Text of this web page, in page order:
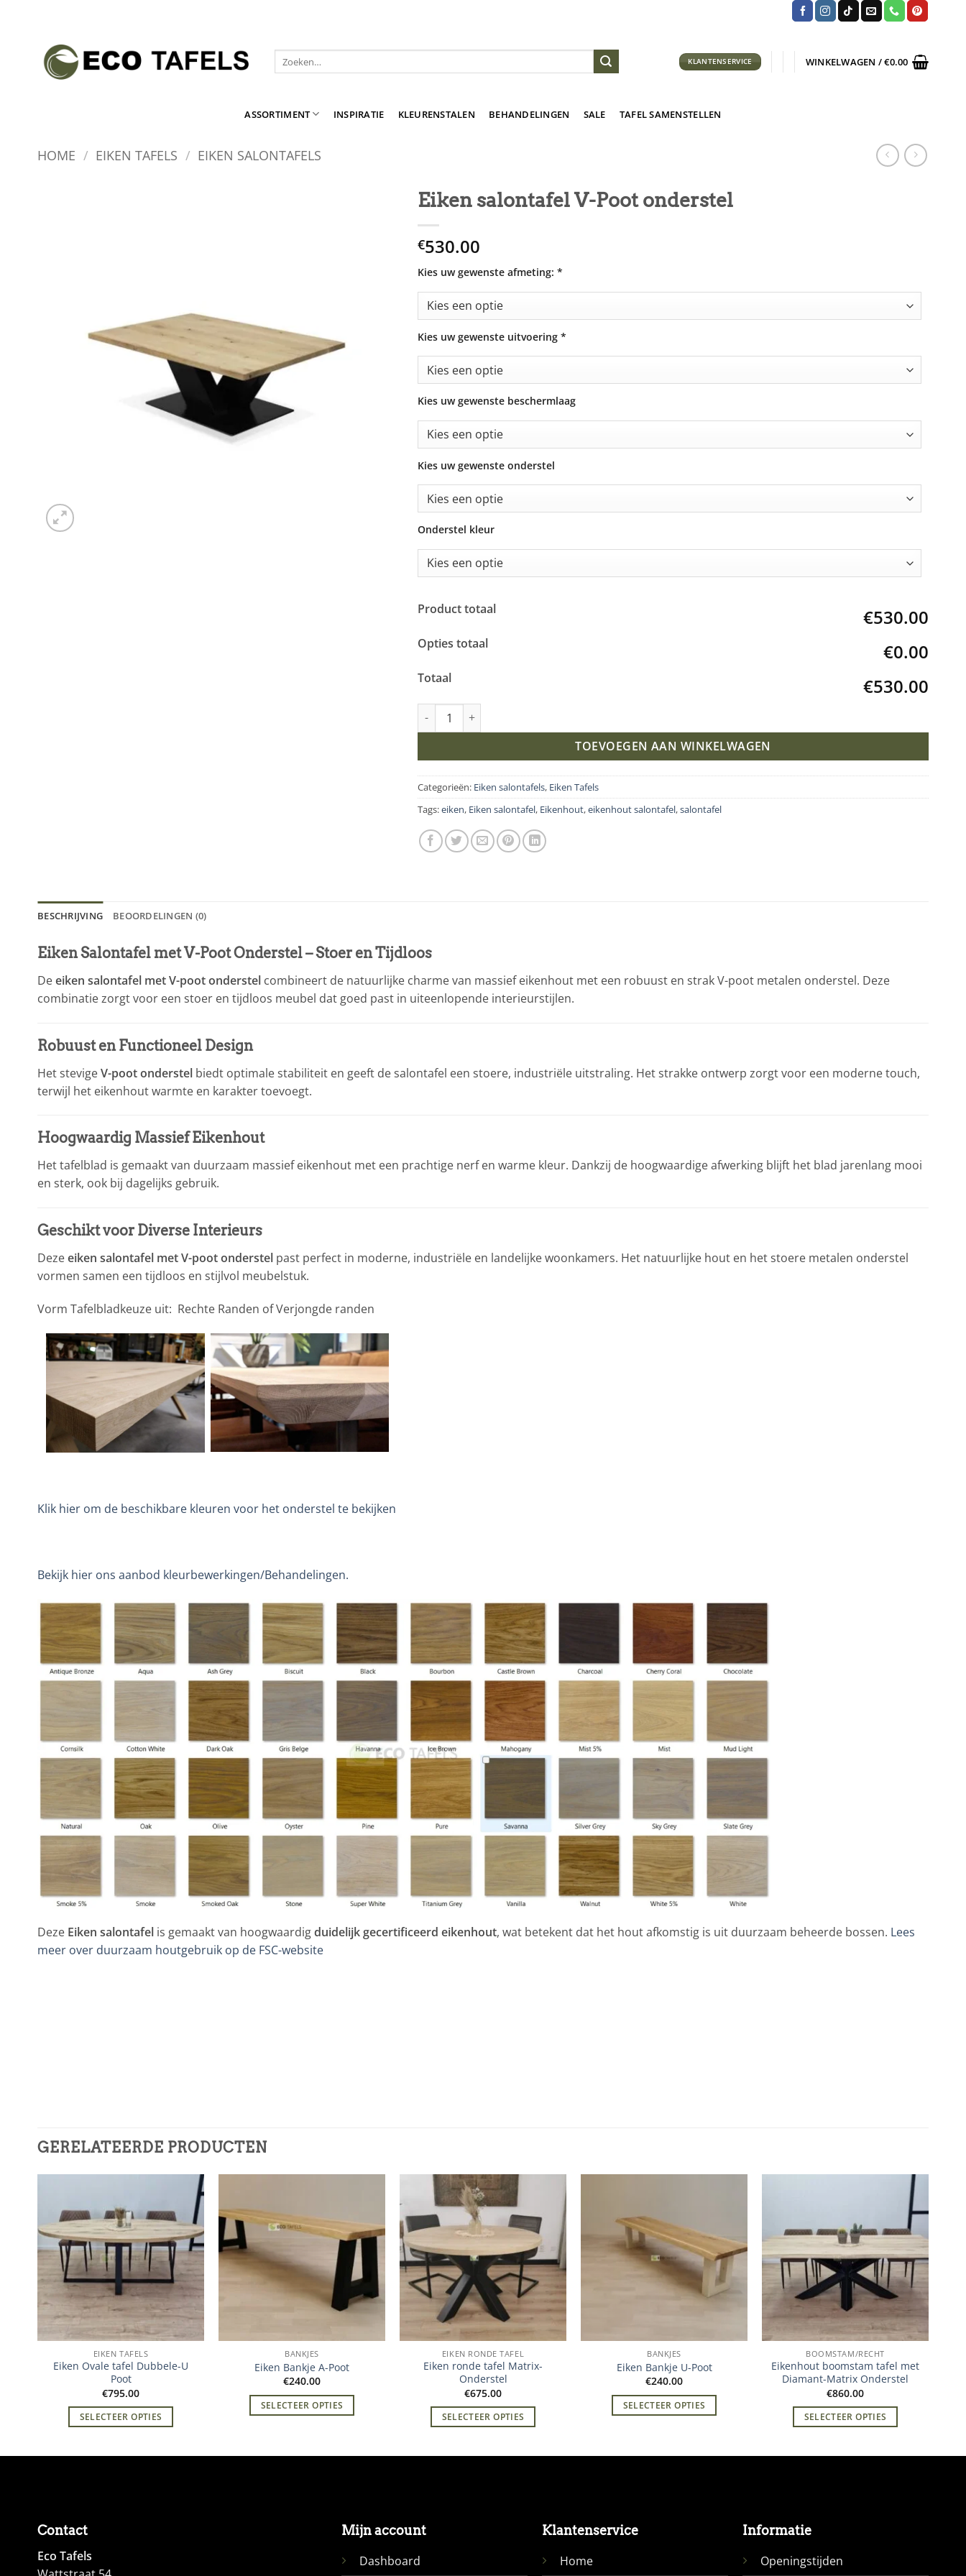
Zoeken
naar:
KLANTENSERVICE WINKELWAGEN /€0.00
ASSORTIMENT INSPIRATIE KLEURENSTALEN BEHANDELINGEN SALE TAFEL SAMENSTELLEN
HOME / EIKEN TAFELS / EIKEN SALONTAFELS
Eiken salontafel V-Poot onderstel
€530.00
Kies uw gewenste afmeting: *
Kies uw gewenste uitvoering *
Kies uw gewenste beschermlaag
Kies uw gewenste onderstel
Onderstel kleur
Product totaal €530.00
Opties totaal €0.00
Totaal €530.00
Eiken salontafel V-Poot onderstel aantal
TOEVOEGEN AAN WINKELWAGEN
Categorieën: Eiken salontafels, Eiken Tafels
Tags:eiken, Eiken salontafel, Eikenhout,eikenhout salontafel,salontafel
BESCHRIJVING BEOORDELINGEN (0)
Eiken Salontafel met V-Poot Onderstel – Stoer en Tijdloos
Deeiken salontafel met V-poot onderstel combineert de natuurlijke charme van massief eikenhout met een robuust en strak V-poot metalen onderstel. Deze
combinatie zorgt voor een stoer en tijdloos meubel dat goed past in uiteenlopende interieurstijlen.
Robuust en Functioneel Design
Het stevigeV-poot onderstel biedt optimale stabiliteit en geeft de salontafel een stoere, industriële uitstraling. Het strakke ontwerp zorgt voor een moderne touch,
terwijl het eikenhout warmte en karakter toevoegt.
Hoogwaardig Massief Eikenhout
Het tafelblad is gemaakt van duurzaam massief eikenhout met een prachtige nerf en warme kleur. Dankzij de hoogwaardige afwerking blijft het blad jarenlang mooi
en sterk, ook bij dagelijks gebruik.
Geschikt voor Diverse Interieurs
Dezeeiken salontafel met V-poot onderstel past perfect in moderne, industriële en landelijke woonkamers. Het natuurlijke hout en het stoere metalen onderstel
vormen samen een tijdloos en stijlvol meubelstuk.
Vorm Tafelbladkeuze uit: Rechte Randen of Verjongde randen
Klik hier om de beschikbare kleuren voor het onderstel te bekijken
Bekijk hier ons aanbod kleurbewerkingen/Behandelingen.
Deze Eiken salontafel is gemaakt van hoogwaardigduidelijk gecertificeerd eikenhout, wat betekent dat het hout afkomstig is uit duurzaam beheerde bossen. Lees
meer over duurzaam houtgebruik op de FSC-website
GERELATEERDE PRODUCTEN
EIKEN TAFELS
Eiken Ovale tafel Dubbele-U
Poot
€795.00
SELECTEER OPTIES
BANKJES
Eiken Bankje A-Poot
€240.00
SELECTEER OPTIES
EIKEN RONDE TAFEL
Eiken ronde tafel Matrix-
Onderstel
€675.00
SELECTEER OPTIES
BANKJES
Eiken Bankje U-Poot
€240.00
SELECTEER OPTIES
BOOMSTAM/RECHT
Eikenhout boomstam tafel met
Diamant-Matrix Onderstel
€860.00
SELECTEER OPTIES
Contact
Eco Tafels
Mijn account
Dashboard
Klantenservice
Home
Informatie
Openingstijden